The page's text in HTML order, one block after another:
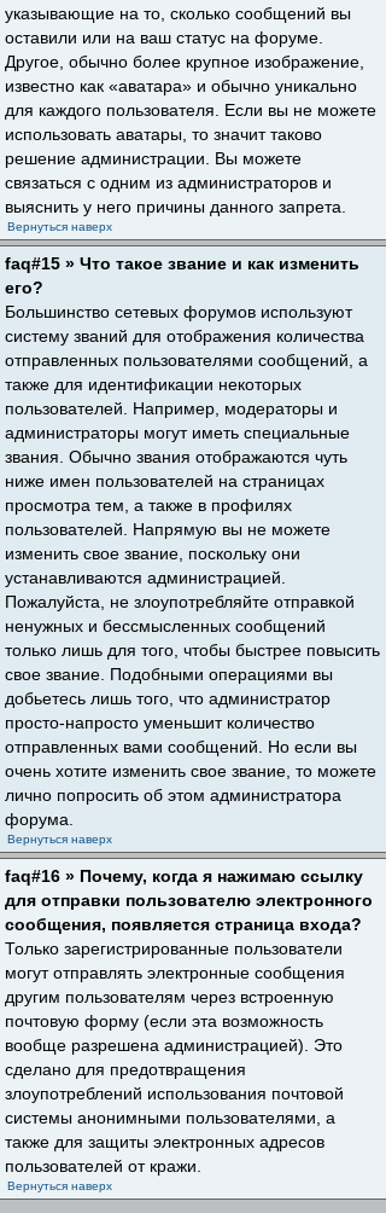
указывающие на то, сколько сообщений вы
оставили или на ваш статус на форуме.
Другое, обычно более крупное изображение,
известно как «аватара» и обычно уникально
для каждого пользователя. Если вы не можете
использовать аватары, то значит таково
решение администрации. Вы можете
связаться с одним из администраторов и
выяснить у него причины данного запрета.
Вернуться наверх
faq#15 » Что такое звание и как изменить
его?
Большинство сетевых форумов используют
систему званий для отображения количества
отправленных пользователями сообщений, а
также для идентификации некоторых
пользователей. Например, модераторы и
администраторы могут иметь специальные
звания. Обычно звания отображаются чуть
ниже имен пользователей на страницах
просмотра тем, а также в профилях
пользователей. Напрямую вы не можете
изменить свое звание, поскольку они
устанавливаются администрацией.
Пожалуйста, не злоупотребляйте отправкой
ненужных и бессмысленных сообщений
только лишь для того, чтобы быстрее повысить
свое звание. Подобными операциями вы
добьетесь лишь того, что администратор
просто-напросто уменьшит количество
отправленных вами сообщений. Но если вы
очень хотите изменить свое звание, то можете
лично попросить об этом администратора
форума.
Вернуться наверх
faq#16 » Почему, когда я нажимаю ссылку
для отправки пользователю электронного
сообщения, появляется страница входа?
Только зарегистрированные пользователи
могут отправлять электронные сообщения
другим пользователям через встроенную
почтовую форму (если эта возможность
вообще разрешена администрацией). Это
сделано для предотвращения
злоупотреблений использования почтовой
системы анонимными пользователями, а
также для защиты электронных адресов
пользователей от кражи.
Вернуться наверх